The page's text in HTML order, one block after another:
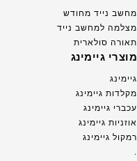
מחשב נייד מחודש
מצלמה למחשב נייד
תאורה סולארית
מוצרי גיימינג
גיימינג
מקלדות גיימינג
עכברי גיימינג
אוזניות גיימינג
רמקול גיימינג
.